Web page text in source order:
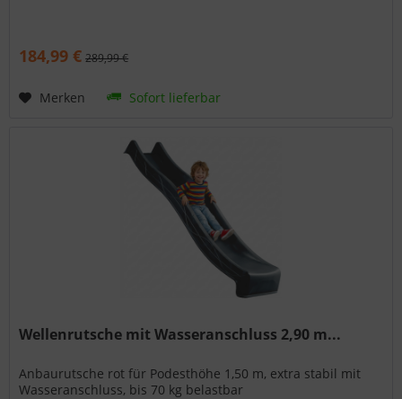
184,99 € 289,99 €
Merken Sofort lieferbar
Wellenrutsche mit Wasseranschluss 2,90 m...
Anbaurutsche rot für Podesthöhe 1,50 m, extra stabil mit
Wasseranschluss, bis 70 kg belastbar